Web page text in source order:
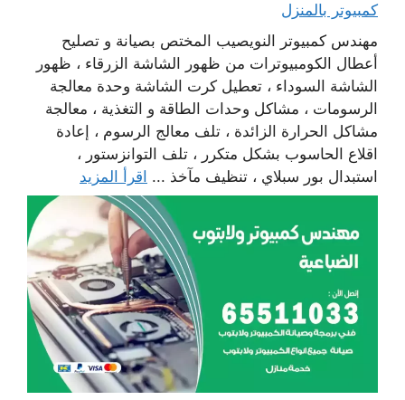
كمبيوتر بالمنزل
مهندس كمبيوتر النويصيب المختص بصيانة و تصليح
أعطال الكومبيوترات من ظهور الشاشة الزرقاء ، ظهور
الشاشة السوداء ، تعطيل كرت الشاشة وحدة معالجة
الرسومات ، مشاكل وحدات الطاقة و التغذية ، معالجة
مشاكل الحرارة الزائدة ، تلف معالج الرسوم ، إعادة
اقلاع الحاسوب بشكل متكرر ، تلف التوانزستور ،
استبدال بور سبلاي ، تنظيف مآخذ ... اقرأ المزيد